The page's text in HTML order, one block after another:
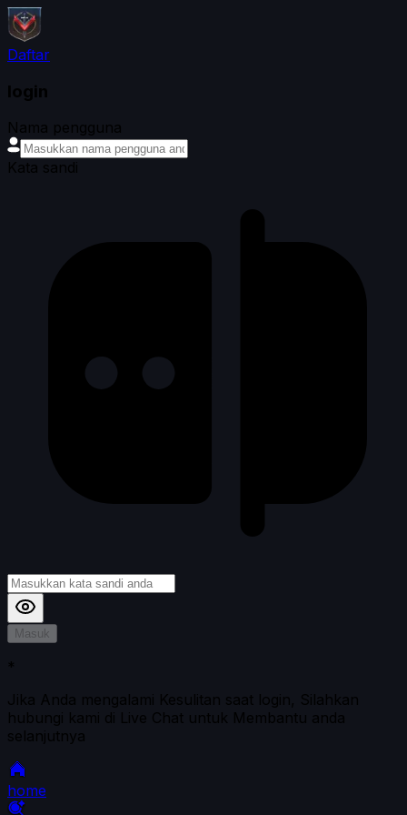
Daftar
login
Nama pengguna
Kata sandi
Masuk
*
Jika Anda mengalami Kesulitan saat login, Silahkan
hubungi kami di Live Chat untuk Membantu anda
selanjutnya
home